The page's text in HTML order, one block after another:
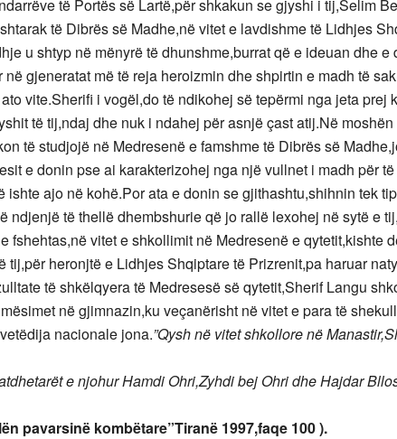
të Portës së Lartë,për shkakun se gjyshi i tij,Selim
të Dibrës së Madhe,në vitet e lavdishme të Lidhjes
u shtyp në mënyrë të dhunshme,burrat që e ideuan dhe e
gjeneratat më të reja heroizmin dhe shpirtin e madh të
vite.Sherifi i vogël,do të ndikohej së tepërmi nga jeta prej
të tij,ndaj dhe nuk i ndahej për asnjë çast atij.Në moshën
të studjojë në Medresenë e famshme të Dibrës së
e donin pse ai karakterizohej nga një vullnet i madh për
ishte ajo në kohë.Por ata e donin se gjithashtu,shihnin tek
ndjenjë të thellë dhembshurie që jo rallë lexohej në sytë e
fshehtas,në vitet e shkollimit në Medresenë e qytetit,kishte
tij,për heronjtë e Lidhjes Shqiptare të Prizrenit,pa haruar
të shkëlqyera të Medresesë së qytetit,Sherif Langu
në gjimnazin,ku veçanërisht në vitet e para të
nacionale jona.”Qysh në vitet shkollore në
e njohur Hamdi Ohri,Zyhdi bej Ohri dhe Hajdar
pavarsinë kombëtare”Tiranë 1997,faqe 100 ).